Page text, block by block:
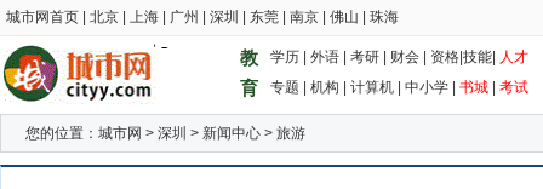
城市网首页 北京 上海 广州 深圳 东莞 南京 佛山 珠海
教
育
学历 外语 考研 财会 资格 技能 人才
专题
机构 计算机 中小学 书城 考试
您的位置： 城市网 > 深圳 > 新闻中心 > 旅游